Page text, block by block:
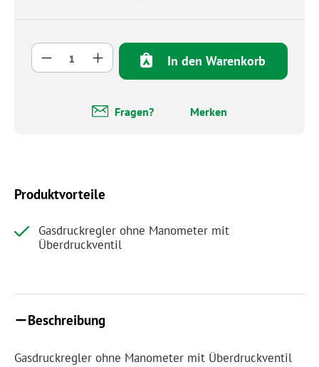
Produkt Anzahl: Gib den gewünschten
In den Warenkorb
Fragen? Merken
Produktvorteile
Gasdruckregler ohne Manometer mit
Überdruckventil
Beschreibung
Gasdruckregler ohne Manometer mit Überdruckventil